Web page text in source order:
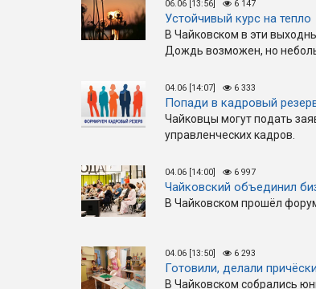
06.06 [13:56] 6 147
Устойчивый курс на тепло
В Чайковском в эти
Дождь возможен, но
04.06 [14:07] 6 333
Попади в кадровый
Чайковцы могут подать
управленческих кадров.
04.06 [14:00] 6 997
Чайковский объединил
В Чайковском прошёл
04.06 [13:50] 6 293
Готовили, делали
В Чайковском собрались